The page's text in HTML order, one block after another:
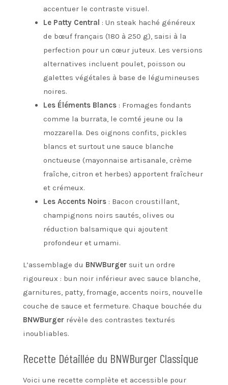
accentuer le contraste visuel.
Le Patty Central : Un steak haché généreux
de bœuf français (180 à 250 g), saisi à la
perfection pour un cœur juteux. Les versions
alternatives incluent poulet, poisson ou
galettes végétales à base de légumineuses
noires.
Les Éléments Blancs : Fromages fondants
comme la burrata, le comté jeune ou la
mozzarella. Des oignons confits, pickles
blancs et surtout une sauce blanche
onctueuse (mayonnaise artisanale, crème
fraîche, citron et herbes) apportent fraîcheur
et crémeux.
Les Accents Noirs : Bacon croustillant,
champignons noirs sautés, olives ou
réduction balsamique qui ajoutent
profondeur et umami.
L’assemblage du BNWBurger suit un ordre
rigoureux : bun noir inférieur avec sauce blanche,
garnitures, patty, fromage, accents noirs, nouvelle
couche de sauce et fermeture. Chaque bouchée du
BNWBurger révèle des contrastes texturés
inoubliables.
Recette Détaillée du BNWBurger Classique
Voici une recette complète et accessible pour